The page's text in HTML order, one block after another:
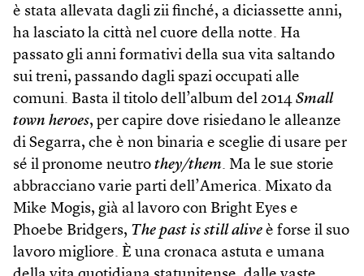
è stata allevata dagli zii finché, a diciassette anni,
ha lasciato la città nel cuore della notte. Ha
passato gli anni formativi della sua vita saltando
sui treni, passando dagli spazi occupati alle
comuni. Basta il titolo dell’album del 2014 Small
town heroes, per capire dove risiedano le alleanze
di Segarra, che è non binaria e sceglie di usare per
sé il pronome neutro they/them. Ma le sue storie
abbracciano varie parti dell’America. Mixato da
Mike Mogis, già al lavoro con Bright Eyes e
Phoebe Bridgers, The past is still alive è forse il suo
lavoro migliore. È una cronaca astuta e umana